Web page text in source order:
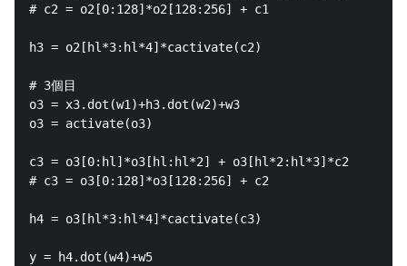
# c2 = o2[0:128]*o2[128:256] + c1
h3 = o2[hl*3:hl*4]*cactivate(c2)
# 3個目
o3 = x3.dot(w1)+h3.dot(w2)+w3
o3 = activate(o3)
c3 = o3[0:hl]*o3[hl:hl*2] + o3[hl*2:hl*3]*c2
# c3 = o3[0:128]*o3[128:256] + c2
h4 = o3[hl*3:hl*4]*cactivate(c3)
y = h4.dot(w4)+w5